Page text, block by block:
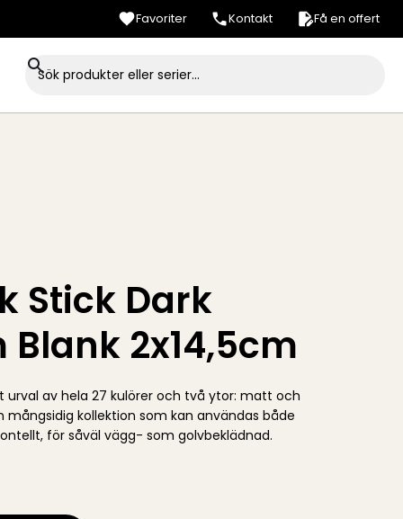
Favoriter Kontakt Få en offert
Stick Dark
Blank 2x14,5cm
urval av hela 27 kulörer och två ytor: matt och
mångsidig kollektion som kan användas både
för såväl vägg- som golvbeklädnad.